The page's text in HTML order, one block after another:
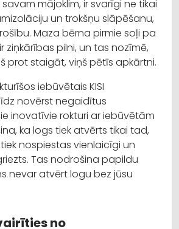
mājoklim, ir svarīgi ne tikai
un trokšņu slāpēšanu,
Maza bērna pirmie soļi pa
ziņkārības pilni, un tas nozīmē,
prot staigāt, viņš pētīs apkārtni.
iebūvētais KISI
novērst negaidītus
inovatīvie rokturi ar iebūvētām
ka logs tiek atvērts tikai tad,
nospiestas vienlaicīgi un
Tas nodrošina papildu
nevar atvērt logu bez jūsu
no